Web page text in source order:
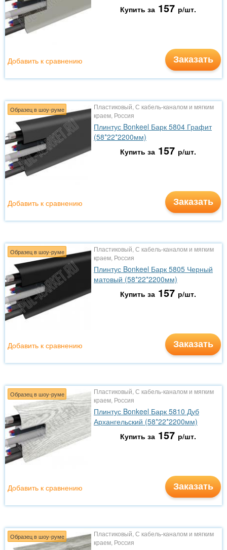
Купить за 157 р/шт.
Заказать
Добавить к сравнению
Образец в шоу-руме
Пластиковый, С кабель-каналом и мягким
краем, Россия
Плинтус Bonkeel Барк 5804 Графит
(58*22*2200мм)
Купить за 157 р/шт.
Заказать
Добавить к сравнению
Образец в шоу-руме
Пластиковый, С кабель-каналом и мягким
краем, Россия
Плинтус Bonkeel Барк 5805 Черный
матовый (58*22*2200мм)
Купить за 157 р/шт.
Заказать
Добавить к сравнению
Образец в шоу-руме
Пластиковый, С кабель-каналом и мягким
краем, Россия
Плинтус Bonkeel Барк 5810 Дуб
Архангельский (58*22*2200мм)
Купить за 157 р/шт.
Заказать
Добавить к сравнению
Образец в шоу-руме
Пластиковый, С кабель-каналом и мягким
краем, Россия